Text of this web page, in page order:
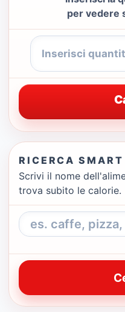
per vedere
RICERCA SMART
Scrivi il nome
trova subito le calorie.